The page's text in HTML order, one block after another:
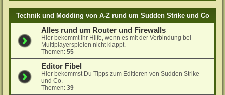
Technik und Modding von A-Z rund um Sudden Strike und Co
Alles rund um Router und Firewalls
Hier bekommt ihr Hilfe, wenn es mit der Verbindung bei
Multiplayerspielen nicht klappt.
Themen:55
Editor Fibel
Hier bekommst Du Tipps zum Editieren von Sudden Strike
und Co.
Themen:39